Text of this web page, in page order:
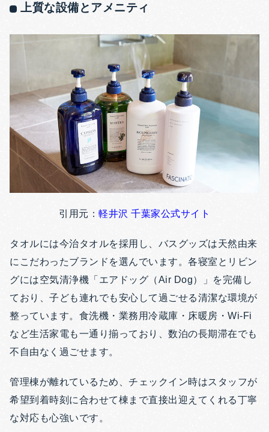
上質な設備とアメニティ
引用元： 軽井沢 千葉家公式サイト
タオルには今治タオルを採用し、バスグッズは天然由来
にこだわったブランドを選んでいます。各寝室とリビン
グには空気清浄機「エアドッグ（Air Dog）」を完備し
ており、子ども連れでも安心して過ごせる清潔な環境が
整っています。食洗機・業務用冷蔵庫・床暖房・Wi-Fi
など生活家電も一通り揃っており、数泊の長期滞在でも
不自由なく過ごせます。
管理棟が離れているため、チェックイン時はスタッフが
希望到着時刻に合わせて棟まで直接出迎えてくれる丁寧
な対応も心強いです。